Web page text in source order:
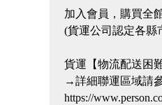
加入會員，購買全
(貨運公司認定各縣
貨運【物流配送困
→詳細聯運區域請
https://